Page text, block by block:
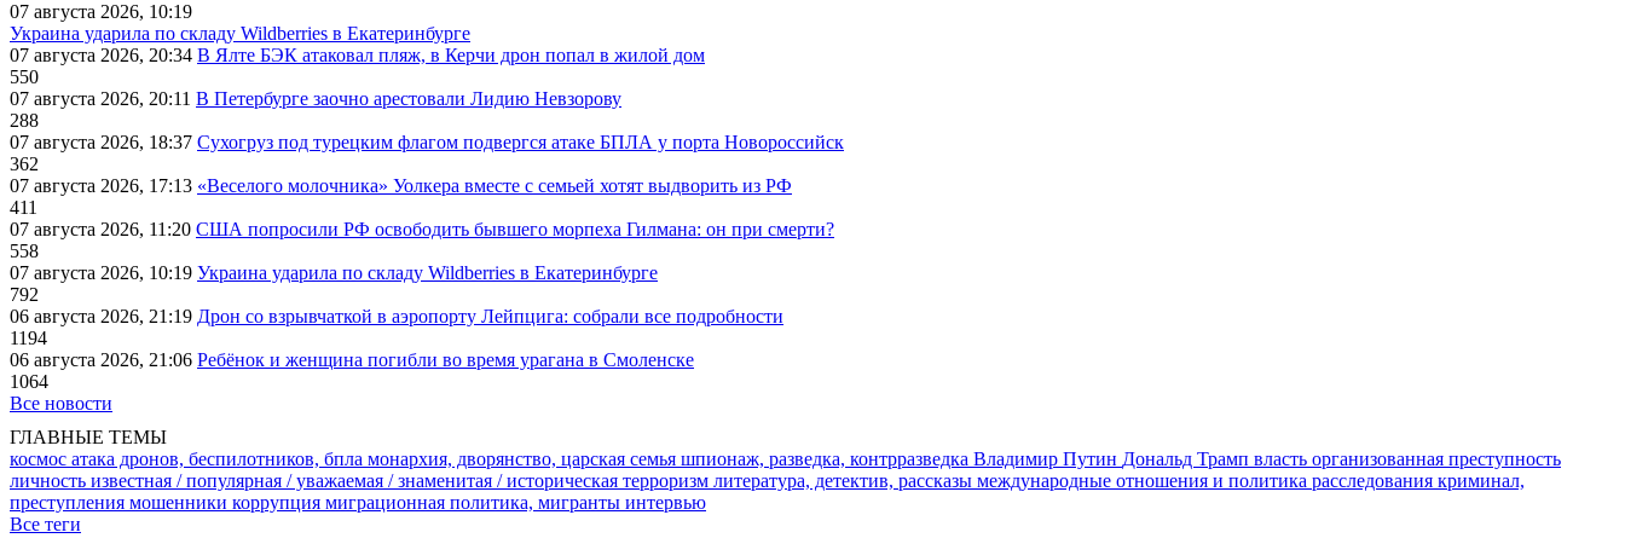
07 августа 2026, 10:19
Украина ударила по складу Wildberries в Екатеринбурге
07 августа 2026, 20:34 В Ялте БЭК атаковал пляж, в Керчи дрон попал в жилой дом
550
07 августа 2026, 20:11 В Петербурге заочно арестовали Лидию Невзорову
288
07 августа 2026, 18:37 Сухогруз под турецким флагом подвергся атаке БПЛА у порта Новороссийск
362
07 августа 2026, 17:13 «Веселого молочника» Уолкера вместе с семьей хотят выдворить из РФ
411
07 августа 2026, 11:20 США попросили РФ освободить бывшего морпеха Гилмана: он при смерти?
558
07 августа 2026, 10:19 Украина ударила по складу Wildberries в Екатеринбурге
792
06 августа 2026, 21:19 Дрон со взрывчаткой в аэропорту Лейпцига: собрали все подробности
1194
06 августа 2026, 21:06 Ребёнок и женщина погибли во время урагана в Смоленске
1064
Все новости
ГЛАВНЫЕ ТЕМЫ
космос атака дронов, беспилотников, бпла монархия, дворянство, царская семья шпионаж, разведка, контрразведка Владимир Путин Дональд Трамп власть организованная преступность
личность известная / популярная / уважаемая / знаменитая / историческая терроризм литература, детектив, рассказы международные отношения и политика расследования криминал,
преступления мошенники коррупция миграционная политика, мигранты интервью
Все теги